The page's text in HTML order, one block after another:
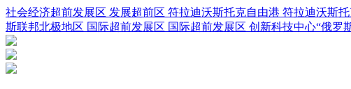
社会经济超前发展区 发展超前区 符拉迪沃斯托克自由港 符拉迪沃斯
斯联邦北极地区 国际超前发展区 国际超前发展区 创新科技中心“俄罗